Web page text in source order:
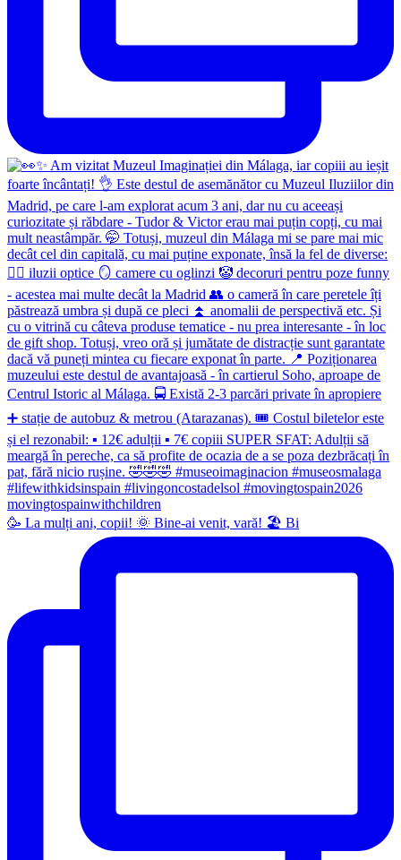
🥳 La mulți ani, copii! 🌞 Bine-ai venit, vară! 🏖 Bi